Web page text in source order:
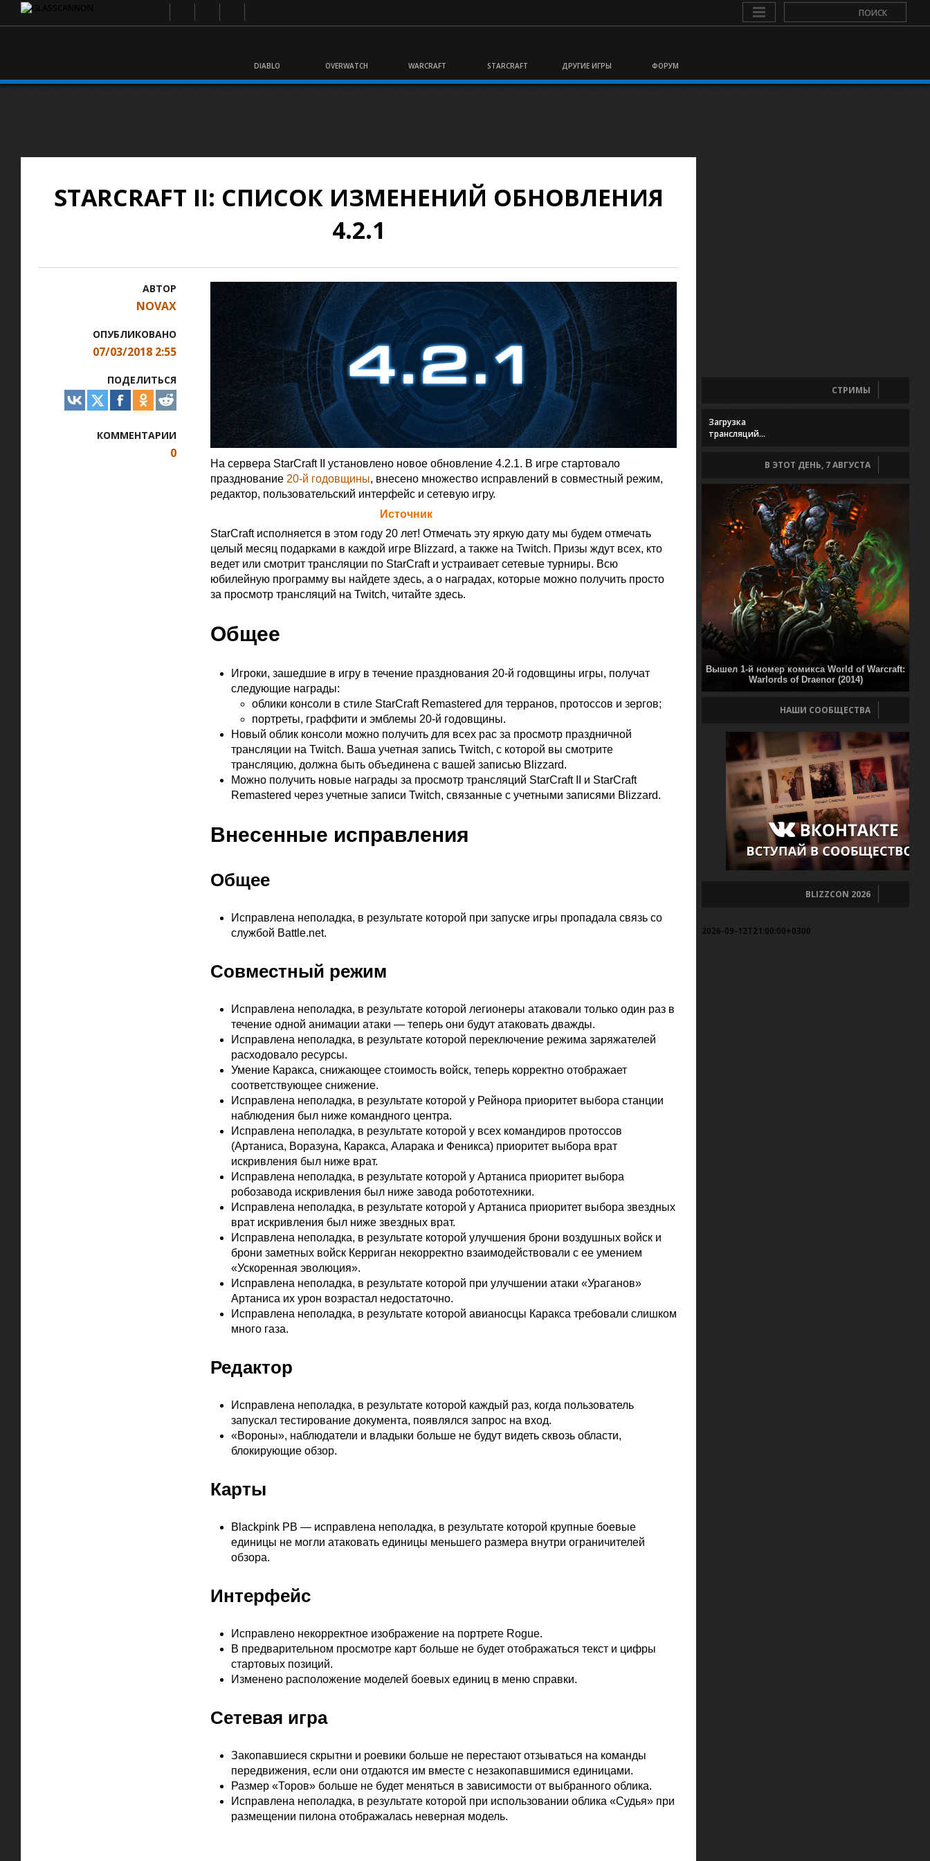
DIABLO OVERWATCH WARCRAFT STARCRAFT ДРУГИЕ ИГРЫ ФОРУМ
STARCRAFT II: СПИСОК ИЗМЕНЕНИЙ ОБНОВЛЕНИЯ
4.2.1
АВТОР
NOVAX
ОПУБЛИКОВАНО
07/03/2018 2:55
ПОДЕЛИТЬСЯ
КОММЕНТАРИИ
0
На сервера StarCraft II установлено новое обновление 4.2.1. В игре стартовало
празднование 20-й годовщины, внесено множество исправлений в совместный режим,
редактор, пользовательский интерфейс и сетевую игру.
Источник
StarCraft исполняется в этом году 20 лет! Отмечать эту яркую дату мы будем отмечать
целый месяц подарками в каждой игре Blizzard, а также на Twitch. Призы ждут всех, кто
ведет или смотрит трансляции по StarCraft и устраивает сетевые турниры. Всю
юбилейную программу вы найдете здесь, а о наградах, которые можно получить просто
за просмотр трансляций на Twitch, читайте здесь.
Общее
Игроки, зашедшие в игру в течение празднования 20-й годовщины игры, получат
следующие награды:
облики консоли в стиле StarCraft Remastered для терранов, протоссов и зергов;
портреты, граффити и эмблемы 20-й годовщины.
Новый облик консоли можно получить для всех рас за просмотр праздничной
трансляции на Twitch. Ваша учетная запись Twitch, с которой вы смотрите
трансляцию, должна быть объединена с вашей записью Blizzard.
Можно получить новые награды за просмотр трансляций StarCraft II и StarCraft
Remastered через учетные записи Twitch, связанные с учетными записями Blizzard.
Внесенные исправления
Общее
Исправлена неполадка, в результате которой при запуске игры пропадала связь со
службой Battle.net.
Совместный режим
Исправлена неполадка, в результате которой легионеры атаковали только один раз в
течение одной анимации атаки — теперь они будут атаковать дважды.
Исправлена неполадка, в результате которой переключение режима заряжателей
расходовало ресурсы.
Умение Каракса, снижающее стоимость войск, теперь корректно отображает
соответствующее снижение.
Исправлена неполадка, в результате которой у Рейнора приоритет выбора станции
наблюдения был ниже командного центра.
Исправлена неполадка, в результате которой у всех командиров протоссов
(Артаниса, Воразуна, Каракса, Аларака и Феникса) приоритет выбора врат
искривления был ниже врат.
Исправлена неполадка, в результате которой у Артаниса приоритет выбора
робозавода искривления был ниже завода робототехники.
Исправлена неполадка, в результате которой у Артаниса приоритет выбора звездных
врат искривления был ниже звездных врат.
Исправлена неполадка, в результате которой улучшения брони воздушных войск и
брони заметных войск Керриган некорректно взаимодействовали с ее умением
«Ускоренная эволюция».
Исправлена неполадка, в результате которой при улучшении атаки «Ураганов»
Артаниса их урон возрастал недостаточно.
Исправлена неполадка, в результате которой авианосцы Каракса требовали слишком
много газа.
Редактор
Исправлена неполадка, в результате которой каждый раз, когда пользователь
запускал тестирование документа, появлялся запрос на вход.
«Вороны», наблюдатели и владыки больше не будут видеть сквозь области,
блокирующие обзор.
Карты
Blackpink РВ — исправлена неполадка, в результате которой крупные боевые
единицы не могли атаковать единицы меньшего размера внутри ограничителей
обзора.
Интерфейс
Исправлено некорректное изображение на портрете Rogue.
В предварительном просмотре карт больше не будет отображаться текст и цифры
стартовых позиций.
Изменено расположение моделей боевых единиц в меню справки.
Сетевая игра
Закопавшиеся скрытни и роевики больше не перестают отзываться на команды
передвижения, если они отдаются им вместе с незакопавшимися единицами.
Размер «Торов» больше не будет меняться в зависимости от выбранного облика.
Исправлена неполадка, в результате которой при использовании облика «Судья» при
размещении пилона отображалась неверная модель.
СТРИМЫ
Загрузка
трансляций...
В ЭТОТ ДЕНЬ, 7 АВГУСТА
Вышел 1-й номер комикса World of Warcraft:
Warlords of Draenor (2014)
НАШИ СООБЩЕСТВА
BLIZZCON 2026
2026-09-12T21:00:00+0300